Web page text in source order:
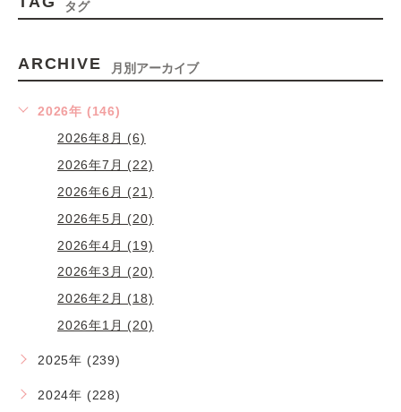
タグ
ARCHIVE 月別アーカイブ
2026年 (146)
2026年8月 (6)
2026年7月 (22)
2026年6月 (21)
2026年5月 (20)
2026年4月 (19)
2026年3月 (20)
2026年2月 (18)
2026年1月 (20)
2025年 (239)
2024年 (228)